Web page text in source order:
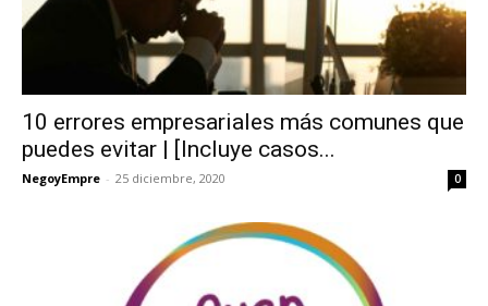
10 errores empresariales más comunes que
puedes evitar | [Incluye casos...
NegoyEmpre - 25 diciembre, 2020 0